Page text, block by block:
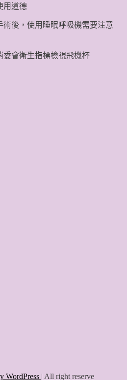
用道德
術後，使用睡眠呼吸機需要注意
委會衛生指標檢視飛機杯
WordPress | All right reserve